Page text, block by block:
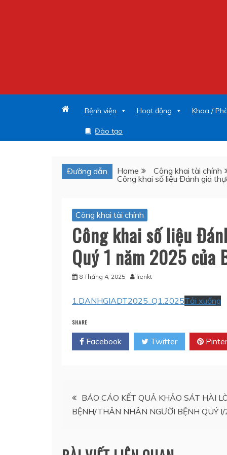
Bệnh viện Hoạt động Khoa /
Đào tạo
Đường dẫn Home
Công khai tài chính
Công khai số liệu Đánh giá
Công khai tài chính
Công khai số liệu
Quý 1 năm 2025 của
8 Tháng 4, 2025 lienkt
1.DANHGIADT2025_Q1.2025Tải xuống
SHARE
Facebook Twitter
Điều
hướng
bài
BÁO CÁO KẾT QUẢ KHẢO SÁT HÀI
BỆNH/THÂN NHÂN NGƯỜI BỆNH QUÝ